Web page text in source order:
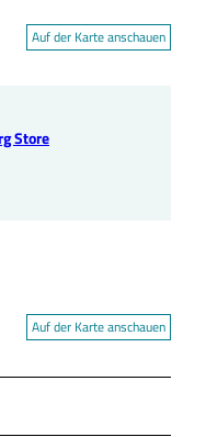
Auf der Karte anschauen
Store
Auf der Karte anschauen